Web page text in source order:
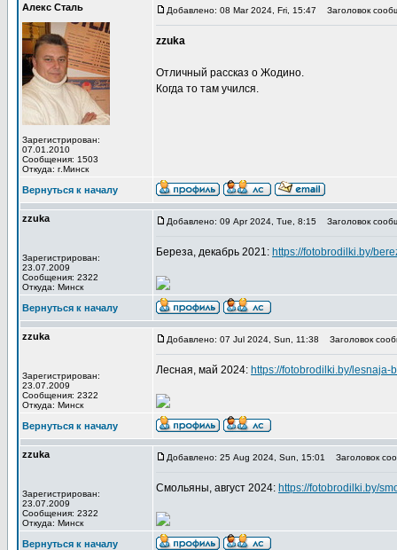
Алекс Сталь
Зарегистрирован:
07.01.2010
Сообщения: 1503
Откуда: г.Минск
Добавлено: 08 Mar 2024, Fri, 15:47 Заголовок
zzuka
Отличный рассказ о Жодино.
Когда то там учился.
Вернуться к началу
zzuka
Зарегистрирован:
23.07.2009
Сообщения: 2322
Откуда: Минск
Добавлено: 09 Apr 2024, Tue, 8:15 Заголовок
Береза, декабрь 2021: https://fotobrodilki.by/
Вернуться к началу
zzuka
Зарегистрирован:
23.07.2009
Сообщения: 2322
Откуда: Минск
Добавлено: 07 Jul 2024, Sun, 11:38 Заголовок
Лесная, май 2024: https://fotobrodilki.by/lesnaja-
Вернуться к началу
zzuka
Зарегистрирован:
23.07.2009
Сообщения: 2322
Откуда: Минск
Добавлено: 25 Aug 2024, Sun, 15:01 Заголовок
Смольяны, август 2024: https://fotobrodilki.by/
Вернуться к началу